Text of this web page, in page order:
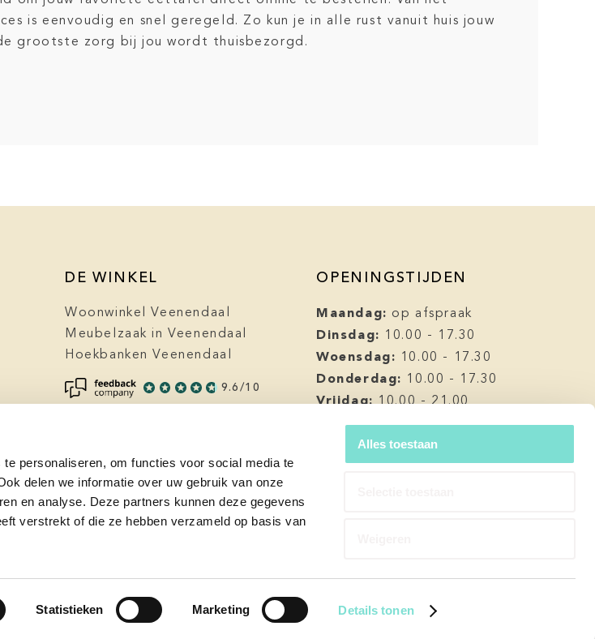
personaliseren, om functies voor social media te
delen we informatie over uw gebruik van onze
en analyse. Deze partners kunnen deze gegevens
verstrekt of die ze hebben verzameld op basis van
Statistieken Marketing Details tonen
Alles toestaan
is eenvoudig en snel geregeld. Zo kun je in alle rust vanuit huis jouw
grootste zorg bij jou wordt thuisbezorgd.
DE WINKEL
Woonwinkel Veenendaal
Meubelzaak in Veenendaal
Hoekbanken Veenendaal
9.6/10
OPENINGSTIJDEN
Maandag: op afspraak
Dinsdag: 10.00 - 17.30
Woensdag: 10.00 - 17.30
Donderdag: 10.00 - 17.30
Vrijdag:10.00 - 21.00
Zaterdag:10.00 - 17.00
Zondag:gesloten